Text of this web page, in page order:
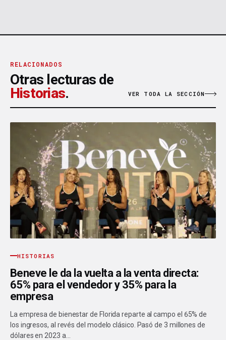
RELACIONADOS
Otras lecturas de
Historias. VER TODA LA SECCIÓN
HISTORIAS
Beneve le da la vuelta a la venta directa:
65% para el vendedor y 35% para la
empresa
La empresa de bienestar de Florida reparte al campo el 65% de
los ingresos, al revés del modelo clásico. Pasó de 3 millones de
dólares en 2023 a…